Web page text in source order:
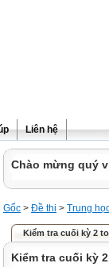
Liên hệ
Chào mừng quý
Gốc > Đề thi > Trung
Kiểm tra cuối kỳ 2
Kiểm tra cuối kỳ